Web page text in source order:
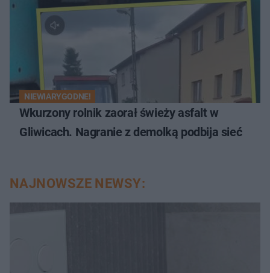
NIEWIARYGODNE!
Wkurzony rolnik zaorał świeży asfalt w
Gliwicach. Nagranie z demolką podbija sieć
NAJNOWSZE NEWSY: